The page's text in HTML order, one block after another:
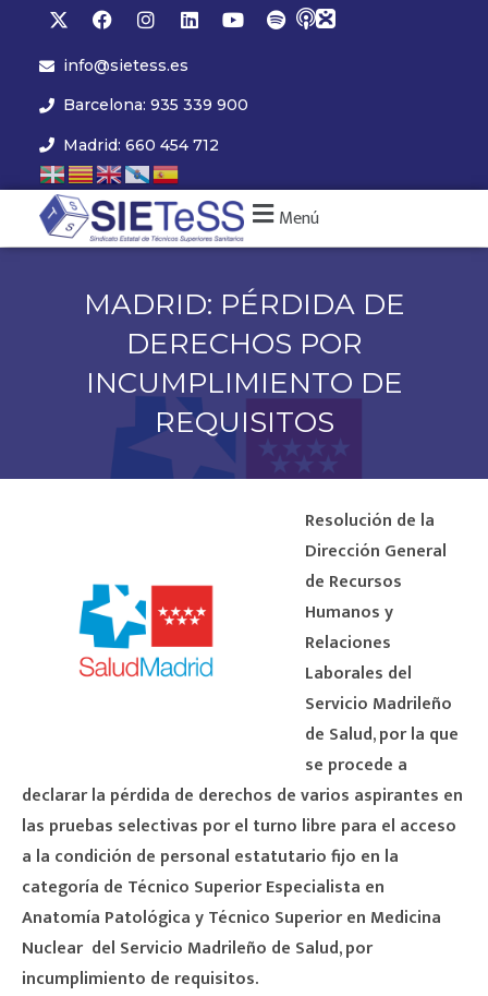
info@sietess.es
Barcelona: 935 339 900
Madrid: 660 454 712
Menú
MADRID: PÉRDIDA DE
DERECHOS POR
INCUMPLIMIENTO DE
REQUISITOS
Resolución de la
Dirección General
de Recursos
Humanos y
Relaciones
Laborales del
Servicio Madrileño
de Salud, por la que
se procede a
declarar la pérdida de derechos de varios aspirantes en
las pruebas selectivas por el turno libre para el acceso
a la condición de personal estatutario fijo en la
categoría de Técnico Superior Especialista en
Anatomía Patológica y Técnico Superior en Medicina
Nuclear del Servicio Madrileño de Salud, por
incumplimiento de requisitos.